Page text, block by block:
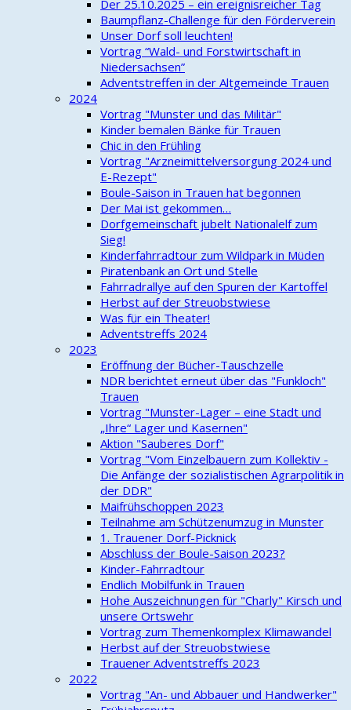
Der 25.10.2025 – ein ereignisreicher Tag
Baumpflanz-Challenge für den Förderverein
Unser Dorf soll leuchten!
Vortrag “Wald- und Forstwirtschaft in
Niedersachsen”
Adventstreffen in der Altgemeinde Trauen
2024
Vortrag "Munster und das Militär"
Kinder bemalen Bänke für Trauen
Chic in den Frühling
Vortrag "Arzneimittelversorgung 2024 und
E-Rezept"
Boule-Saison in Trauen hat begonnen
Der Mai ist gekommen…
Dorfgemeinschaft jubelt Nationalelf zum
Sieg!
Kinderfahrradtour zum Wildpark in Müden
Piratenbank an Ort und Stelle
Fahrradrallye auf den Spuren der Kartoffel
Herbst auf der Streuobstwiese
Was für ein Theater!
Adventstreffs 2024
2023
Eröffnung der Bücher-Tauschzelle
NDR berichtet erneut über das "Funkloch"
Trauen
Vortrag "Munster-Lager – eine Stadt und
„Ihre“ Lager und Kasernen"
Aktion "Sauberes Dorf"
Vortrag "Vom Einzelbauern zum Kollektiv -
Die Anfänge der sozialistischen Agrarpolitik in
der DDR"
Maifrühschoppen 2023
Teilnahme am Schützenumzug in Munster
1. Trauener Dorf-Picknick
Abschluss der Boule-Saison 2023?
Kinder-Fahrradtour
Endlich Mobilfunk in Trauen
Hohe Auszeichnungen für "Charly" Kirsch und
unsere Ortswehr
Vortrag zum Themenkomplex Klimawandel
Herbst auf der Streuobstwiese
Trauener Adventstreffs 2023
2022
Vortrag "An- und Abbauer und Handwerker"